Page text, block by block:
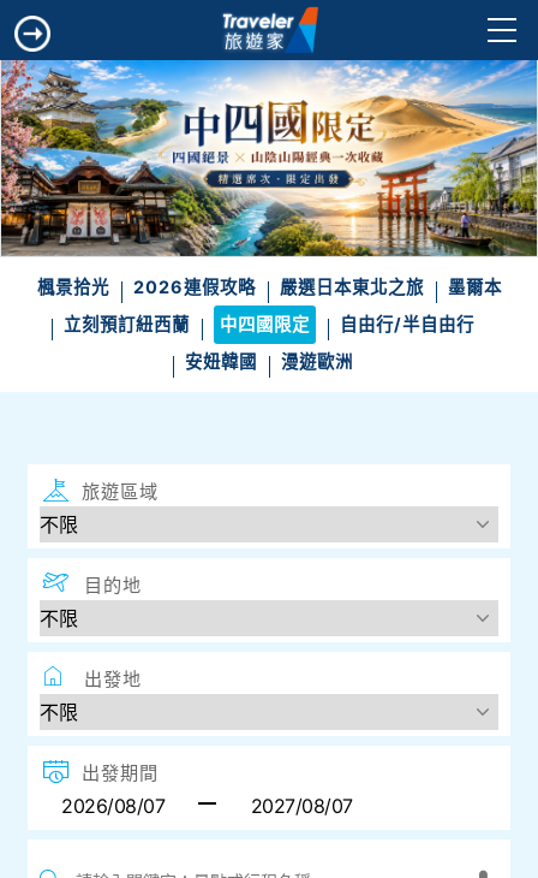
楓景拾光 2026連假攻略 嚴選日本東北之旅
墨爾本
立刻預訂紐西蘭
中四國限定
自由行/半自由行
安妞韓國
漫遊歐洲
旅遊區域
目的地
出發地
出發期間